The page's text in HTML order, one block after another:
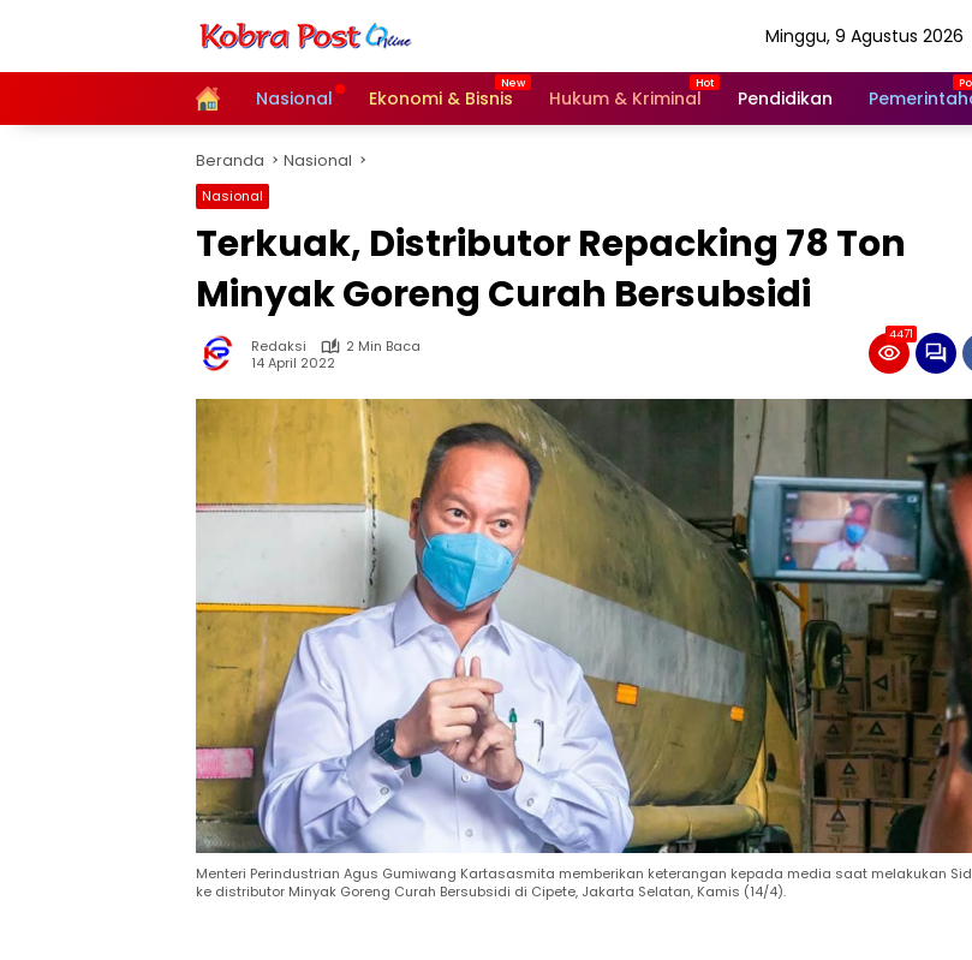
Minggu, 9 Agustus 2026
HomeNasional Ekonomi & Bisnis Hukum & Kriminal Pendidikan
Beranda Nasional
Nasional
Terkuak, Distributor Repacking 78 Ton
Minyak Goreng Curah Bersubsidi
Redaksi
2 Min Baca
14 April 2022
4471
Menteri Perindustrian Agus Gumiwang Kartasasmita memberikan keterangan kepada media saat melakukan
ke distributor Minyak Goreng Curah Bersubsidi di Cipete, Jakarta Selatan, Kamis (14/4).